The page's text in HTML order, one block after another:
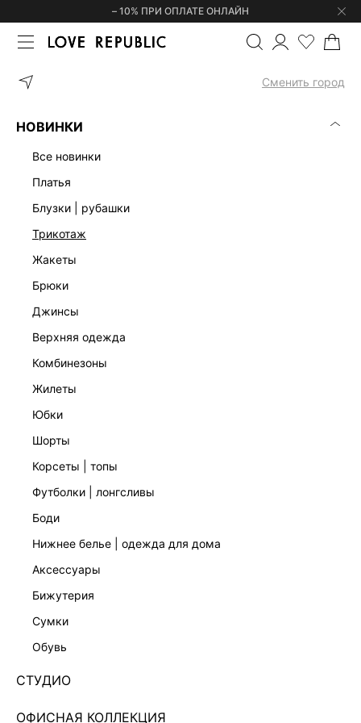
– 10% ПРИ ОПЛАТЕ ОНЛАЙН
Сменить город
НОВИНКИ
все новинки
платья
блузки | рубашки
трикотаж
жакеты
брюки
джинсы
верхняя одежда
комбинезоны
жилеты
юбки
шорты
корсеты | топы
футболки | лонгсливы
боди
нижнее белье | одежда для дома
аксессуары
бижутерия
сумки
обувь
СТУДИО
ОФИСНАЯ КОЛЛЕКЦИЯ
ГЛАВНАЯ ФУТБОЛКИ | ЛОНГСЛИВЫ ФУТБОЛКА
КРОЯ 5359125350-1
500 ₽x 4 платежа с Подели